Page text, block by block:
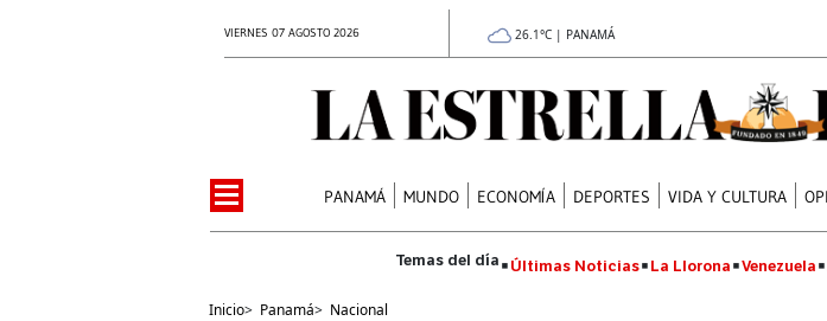
VIERNES 07 AGOSTO 2026 26.1°C | PANAMÁ
PANAMÁ MUNDO ECONOMÍA DEPORTES VIDA Y CULTURA
Últimas Noticias La Llorona Venezuela
Inicio> Panamá> Nacional